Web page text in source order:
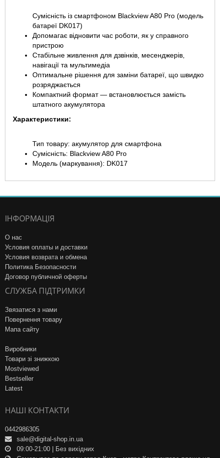
Сумісність із смартфоном Blackview A80 Pro (модель
батареї DK017)
Допомагає відновити час роботи, як у справного
пристрою
Стабільне живлення для дзвінків, месенджерів,
навігації та мультимедіа
Оптимальне рішення для заміни батареї, що швидко
розряджається
Компактний формат — встановлюється замість
штатного акумулятора
Характеристики:
Тип товару: акумулятор для смартфона
Сумісність: Blackview A80 Pro
Модель (маркування): DK017
ІНФОРМАЦІЯ
О нас
Условия оплаты и доставки
Условия возврата и обмена
Политика Безопасности
Договор публичной оферты
СЛУЖБА ПІДТРИМКИ
Звязатися з нами
Повернення товару
Мапа сайту
Виробники
Товари зі знижкою
Mostviewed
Bestseller
Latest
НАШІ КОНТАКТИ
0442986305
sale@digital-shop.in.ua
09:00-21:00 | Без вихідних